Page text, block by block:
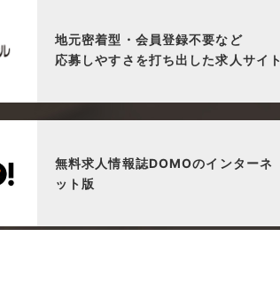
地元密着型・会員登録不要など
応募しやすさを打ち出した求人サイト
無料求人情報誌DOMOのインターネ
ット版